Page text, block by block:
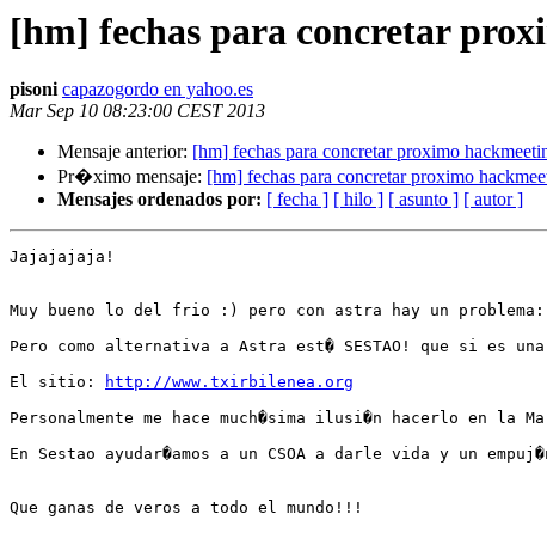
[hm] fechas para concretar
pisoni capazogordo en yahoo.es
Mar Sep 10 08:23:00 CEST 2013
Mensaje anterior: [hm] fechas para concretar proximo
Pr�ximo mensaje: [hm] fechas para concretar proximo
Mensajes ordenados por: [ fecha ] [ hilo ] [ asunto ] [ autor ]
Jajajajaja!
Muy bueno lo del frio :) pero con astra hay un
Pero como alternativa a Astra est� SESTAO! que si es
El sitio:
http://www.txirbilenea.org
Personalmente me hace much�sima ilusi�n hacerlo en
En Sestao ayudar�amos a un CSOA a darle vida y un
Que ganas de veros a todo el mundo!!!